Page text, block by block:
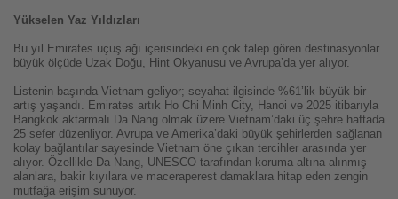
Yükselen Yaz Yıldızları
Bu yıl Emirates uçuş ağı içerisindeki en çok talep gören destinasyonlar
büyük ölçüde Uzak Doğu, Hint Okyanusu ve Avrupa’da yer alıyor.
Listenin başında Vietnam geliyor; seyahat ilgisinde %61’lik büyük bir
artış yaşandı. Emirates artık Ho Chi Minh City, Hanoi ve 2025 itibarıyla
Bangkok aktarmalı Da Nang olmak üzere Vietnam’daki üç şehre haftada
25 sefer düzenliyor. Avrupa ve Amerika’daki büyük şehirlerden sağlanan
kolay bağlantılar sayesinde Vietnam öne çıkan tercihler arasında yer
alıyor. Özellikle Da Nang, UNESCO tarafından koruma altına alınmış
alanlara, bakir kıyılara ve maceraperest damaklara hitap eden zengin
mutfağa erişim sunuyor.